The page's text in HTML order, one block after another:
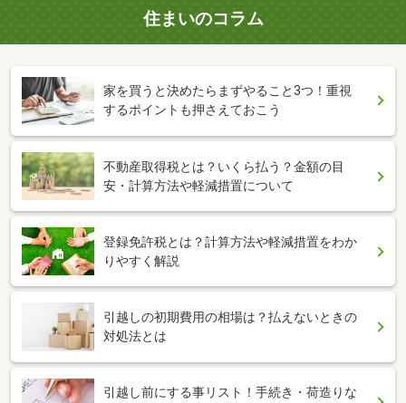
住まいのコラム
家を買うと決めたらまずやること3つ！重視
するポイントも押さえておこう
不動産取得税とは？いくら払う？金額の目
安・計算方法や軽減措置について
登録免許税とは？計算方法や軽減措置をわか
りやすく解説
引越しの初期費用の相場は？払えないときの
対処法とは
引越し前にする事リスト！手続き・荷造りな